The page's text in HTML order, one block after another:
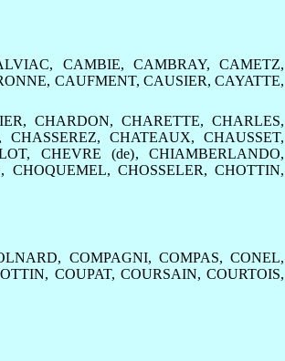
, CAMBIE, CAMBRAY,CAMETZ,
, CAUFMENT, CAUSIER,CAYATTE,
, CHARDON,CHARETTE,CHARLES,
,CHASSEREZ,CHATEAUX,CHAUSSET,
, CHEVRE (de),CHIAMBERLANDO,
, CHOQUEMEL, CHOSSELER,CHOTTIN,
, COMPAGNI,COMPAS,CONEL,
, COUPAT, COURSAIN,COURTOIS,